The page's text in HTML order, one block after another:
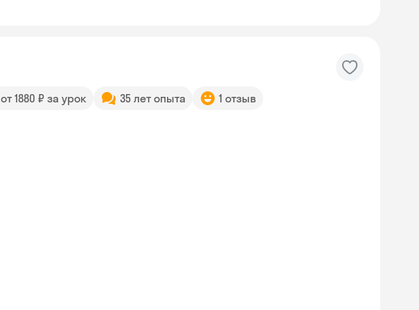
от 1880 ₽ за урок 35 лет опыта 1 отзыв